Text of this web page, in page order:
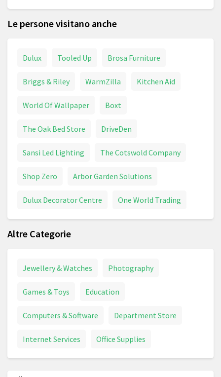
Le persone visitano anche
Dulux Tooled Up Brosa Furniture
Briggs & Riley WarmZilla Kitchen Aid
World Of Wallpaper Boxt
The Oak Bed Store DriveDen
Sansi Led Lighting The Cotswold Company
Shop Zero Arbor Garden Solutions
Dulux Decorator Centre One World Trading
Altre Categorie
Jewellery & Watches Photography
Games & Toys Education
Computers & Software Department Store
Internet Services Office Supplies